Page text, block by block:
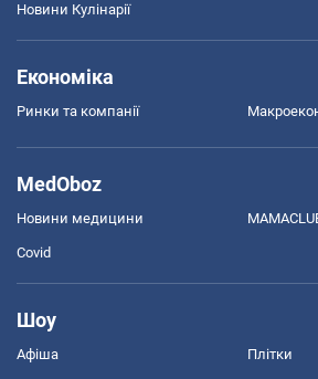
Новини Кулінарії
Економіка
Ринки та компанії
MedOboz
Новини медицини
Covid
Шоу
Афіша Плітки